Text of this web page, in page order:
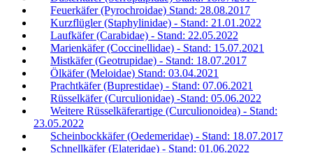
Feuerkäfer (Pyrochroidae) Stand: 28.08.2017
Kurzflügler (Staphylinidae) - Stand: 21.01.2022
Laufkäfer (Carabidae) - Stand: 22.05.2022
Marienkäfer (Coccinellidae) - Stand: 15.07.2021
Mistkäfer (Geotrupidae) - Stand: 18.07.2017
Ölkäfer (Meloidae) Stand: 03.04.2021
Prachtkäfer (Buprestidae) - Stand: 07.06.2021
Rüsselkäfer (Curculionidae) -Stand: 05.06.2022
Weitere Rüsselkäferartige (Curculionoidea) - Stand:
23.05.2022
Scheinbockkäfer (Oedemeridae) - Stand: 18.07.2017
Schnellkäfer (Elateridae) - Stand: 01.06.2022